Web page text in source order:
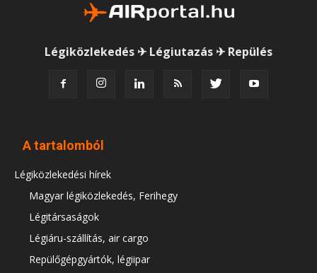
Légiközlekedés ✈ Légiutazás ✈ Repülés
A tartalomból
Légiközlekedési hírek
Magyar légiközlekedés, Ferihegy
Légitársaságok
Légiáru-szállítás, air cargo
Repülőgépgyártók, légiipar